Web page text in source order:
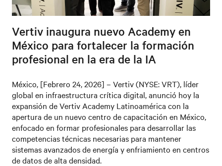
Vertiv inaugura nuevo Academy en
México para fortalecer la formación
profesional en la era de la IA
México, [Febrero 24, 2026] – Vertiv (NYSE: VRT), líder
global en infraestructura crítica digital, anunció hoy la
expansión de Vertiv Academy Latinoamérica con la
apertura de un nuevo centro de capacitación en México,
enfocado en formar profesionales para desarrollar las
competencias técnicas necesarias para mantener
sistemas avanzados de energía y enfriamiento en centros
de datos de alta densidad.